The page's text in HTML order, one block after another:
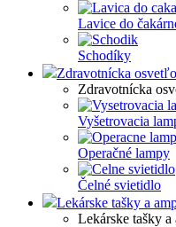
Lavice do
Schodíky
Zdravotnícka
Zdravotnícka
Vyšetrovacia
Operačné lampy
Čelné svietidlo
Lekárske tašky a
Lekárske tašky a